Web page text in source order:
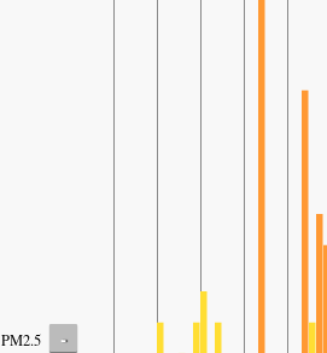
PM2.5 -